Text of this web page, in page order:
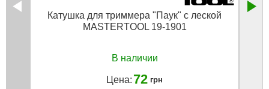
Катушка для триммера "Паук" с леской
MASTERTOOL 19-1901
В наличии
Цена: 72 грн